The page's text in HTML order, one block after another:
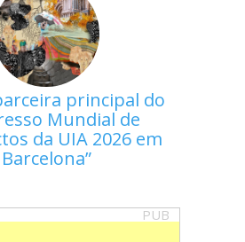
principal do
Mundial de
da UIA 2026 em
Barcelona
PUB